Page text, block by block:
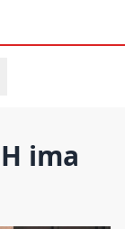
ima